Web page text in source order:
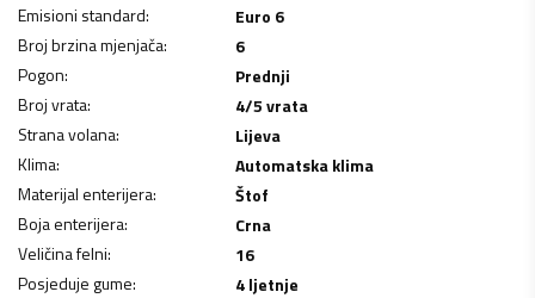
Emisioni standard:
Euro 6
Broj brzina mjenjača:
6
Pogon:
Prednji
Broj vrata:
4/5 vrata
Strana volana:
Lijeva
Klima:
Automatska klima
Materijal enterijera:
Štof
Boja enterijera:
Crna
Veličina felni:
16
Posjeduje gume:
4 ljetnje